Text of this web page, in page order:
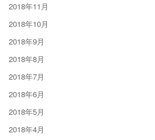
2018年11月
2018年10月
2018年9月
2018年8月
2018年7月
2018年6月
2018年5月
2018年4月